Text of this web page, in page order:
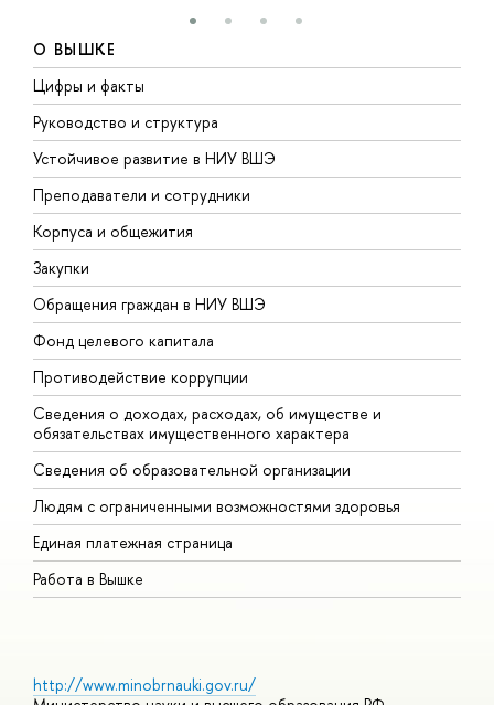
О ВЫШКЕ
Цифры и факты
Руководство и структура
Устойчивое развитие в НИУ ВШЭ
Преподаватели и сотрудники
Корпуса и общежития
Закупки
Обращения граждан в НИУ ВШЭ
Фонд целевого капитала
Противодействие коррупции
Сведения о доходах, расходах, об имуществе и
обязательствах имущественного характера
Сведения об образовательной организации
Людям с ограниченными возможностями здоровья
Единая платежная страница
Работа в Вышке
http://www.minobrnauki.gov.ru/